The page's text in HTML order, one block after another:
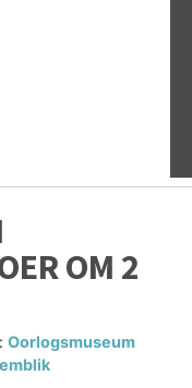
OM 2
Oorlogsmuseum